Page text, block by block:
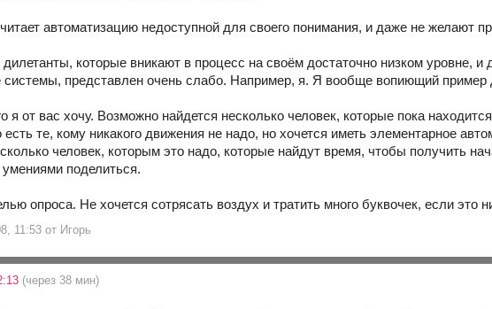
автоматизацию недоступной для своего понимания, и даже не желают
которые вникают в процесс на своём достаточно низком уровне,
системы, представлен очень слабо. Например, я. Я вообще вопиющий пример
я от вас хочу. Возможно найдется несколько человек, которые пока
те, кому никакого движения не надо, но хочется иметь элементарное
человек, которым это надо, которые найдут время, чтобы получить
поделиться.
опроса. Не хочется сотрясать воздух и тратить много буквочек, если это
11:53 от Игорь
(через 38 мин)